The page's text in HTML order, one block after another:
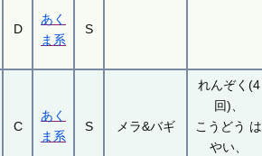
D
あく
ま系
S
C
あく
ま系
S メラ&バギ
れんぞく(4
回)、
こうどう は
やい、